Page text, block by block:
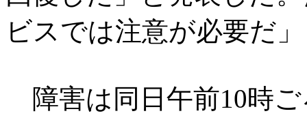
ビスでは注意が必要だ
障害は同日午前10時